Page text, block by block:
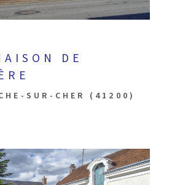
DE
SUR-CHER (41200)